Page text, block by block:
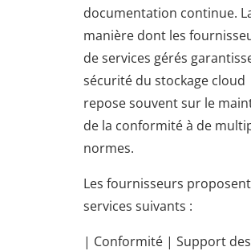
documentation continue.
manière dont les
de services gérés
sécurité du stockage cloud
repose souvent sur le
de la conformité à de
normes.
Les fournisseurs
services suivants :
| Conformité | Support des